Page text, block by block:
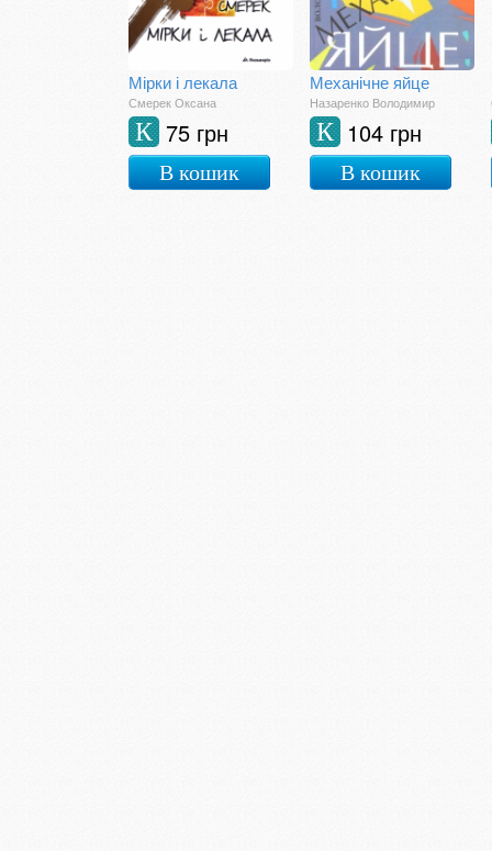
Мірки і лекала
Смерек Оксана
75 грн
К
В кошик
Механічне яйце
Назаренко Володимир
104 грн
К
В кошик